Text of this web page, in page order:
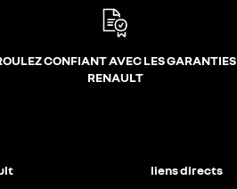
CONFIANT AVEC LES GARANTIES
RENAULT
liens directs